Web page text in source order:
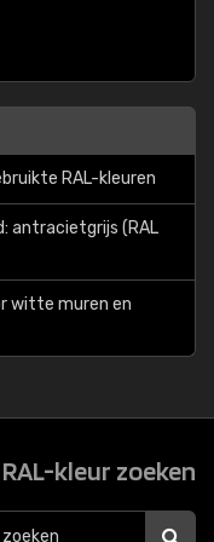
RAL-kleuren
antracietgrijs (RAL
witte muren en
RAL-kleur zoeken